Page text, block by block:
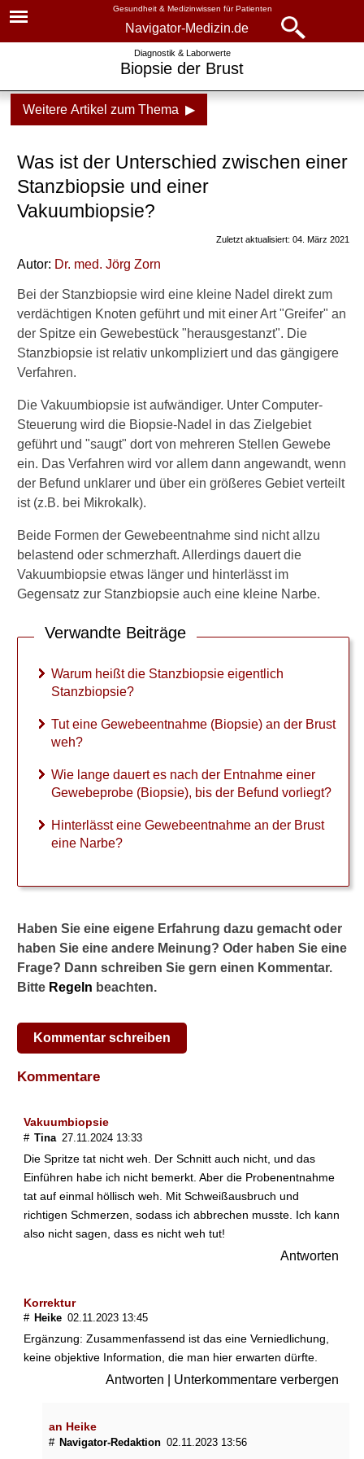
Gesundheit & Medizinwissen für Patienten
Navigator-Medizin.de
Diagnostik & Laborwerte
Biopsie der Brust
Weitere Artikel zum Thema ▶
Was ist der Unterschied zwischen einer
Stanzbiopsie und einer
Vakuumbiopsie?
Zuletzt aktualisiert: 04. März 2021
Autor: Dr. med. Jörg Zorn
Bei der Stanzbiopsie wird eine kleine Nadel direkt zum
verdächtigen Knoten geführt und mit einer Art "Greifer" an
der Spitze ein Gewebestück "herausgestanzt". Die
Stanzbiopsie ist relativ unkompliziert und das gängigere
Verfahren.
Die Vakuumbiopsie ist aufwändiger. Unter Computer-
Steuerung wird die Biopsie-Nadel in das Zielgebiet
geführt und "saugt" dort von mehreren Stellen Gewebe
ein. Das Verfahren wird vor allem dann angewandt, wenn
der Befund unklarer und über ein größeres Gebiet verteilt
ist (z.B. bei Mikrokalk).
Beide Formen der Gewebeentnahme sind nicht allzu
belastend oder schmerzhaft. Allerdings dauert die
Vakuumbiopsie etwas länger und hinterlässt im
Gegensatz zur Stanzbiopsie auch eine kleine Narbe.
Verwandte Beiträge
Warum heißt die Stanzbiopsie eigentlich
Stanzbiopsie?
Tut eine Gewebeentnahme (Biopsie) an der Brust
weh?
Wie lange dauert es nach der Entnahme einer
Gewebeprobe (Biopsie), bis der Befund vorliegt?
Hinterlässt eine Gewebeentnahme an der Brust
eine Narbe?
Haben Sie eine eigene Erfahrung dazu gemacht oder
haben Sie eine andere Meinung? Oder haben Sie eine
Frage? Dann schreiben Sie gern einen Kommentar.
Bitte Regeln beachten.
Kommentar schreiben
Kommentare
Vakuumbiopsie
# Tina 27.11.2024 13:33
Die Spritze tat nicht weh. Der Schnitt auch nicht, und das
Einführen habe ich nicht bemerkt. Aber die Probenentnahme
tat auf einmal höllisch weh. Mit Schweißausbruch und
richtigen Schmerzen, sodass ich abbrechen musste. Ich kann
also nicht sagen, dass es nicht weh tut!
Antworten
Korrektur
# Heike 02.11.2023 13:45
Ergänzung: Zusammenfassend ist das eine Verniedlichung,
keine objektive Information, die man hier erwarten dürfte.
Antworten Unterkommentare verbergen
an Heike
# Navigator-Redaktion 02.11.2023 13:56
► News
► Diagnostik & Laborwerte
► Therapieverfahren
► Medikamente
► Gesundheitsthemen
▾
Diagnostik
Laborwerte
Biopsie der Brust
Unterschied Stanzbiopsie
Name der Stanzbiopsie
Offene Biopsie
Richtige Biopsie-Stelle finden
Tut eine Biopsie weh?
Versagen der Betäubung
Dauer bis Biopsie-Befund
Dauer des Eingriffs
Narbe nach Biopsie
Krebsstreuung durch
Biopsie?
Verwandte Beiträge
r
u
h
e
ß
t
i
e
a
b
o
p
e
e
g
i
c
h
S
t
b
p
s
T